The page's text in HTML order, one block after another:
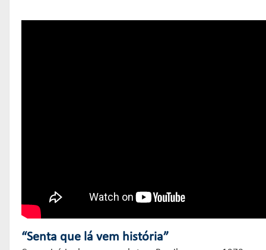
“Senta que lá vem história”